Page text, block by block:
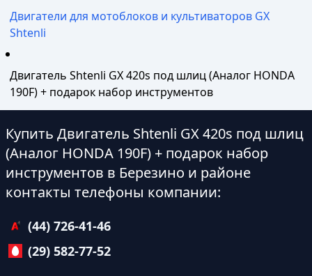
Двигатели для мотоблоков и культиваторов GX
Shtenli
Двигатель Shtenli GX 420s под шлиц (Аналог HONDA
190F) + подарок набор инструментов
Купить Двигатель Shtenli GX 420s под шлиц
(Аналог HONDA 190F) + подарок набор
инструментов в Березино и районе
контакты телефоны компании:
(44) 726-41-46
(29) 582-77-52